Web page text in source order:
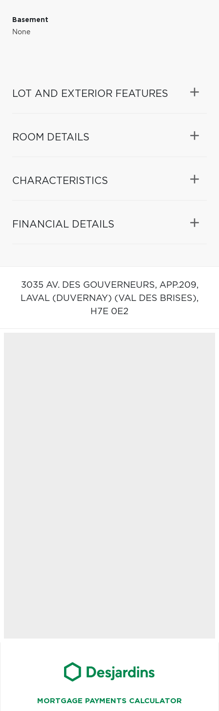
Basement
None
LOT AND EXTERIOR FEATURES
ROOM DETAILS
CHARACTERISTICS
FINANCIAL DETAILS
3035 AV. DES GOUVERNEURS, APP.209,
LAVAL (DUVERNAY) (VAL DES BRISES),
H7E 0E2
MORTGAGE PAYMENTS CALCULATOR